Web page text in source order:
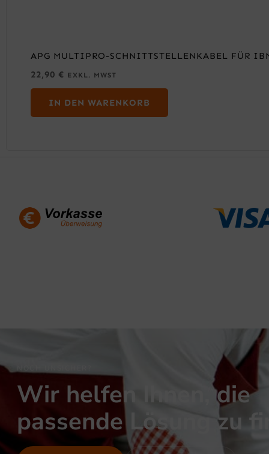
APG MULTIPRO-SCHNITTSTELLENKABEL FÜR
22,90 € EXKL. MWST
IN DEN WARENKORB
Wir helfen Ihnen, die
passende Lösung zu